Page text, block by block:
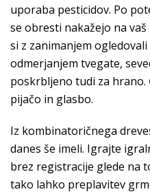
uporaba pesticidov. Po
se obresti nakažejo na
si z zanimanjem
odmerjanjem tvegate,
poskrbljeno tudi za hrano.
pijačo in glasbo.
Iz kombinatoričnega
danes še imeli. Igrajte
brez registracije glede na
tako lahko preplavitev